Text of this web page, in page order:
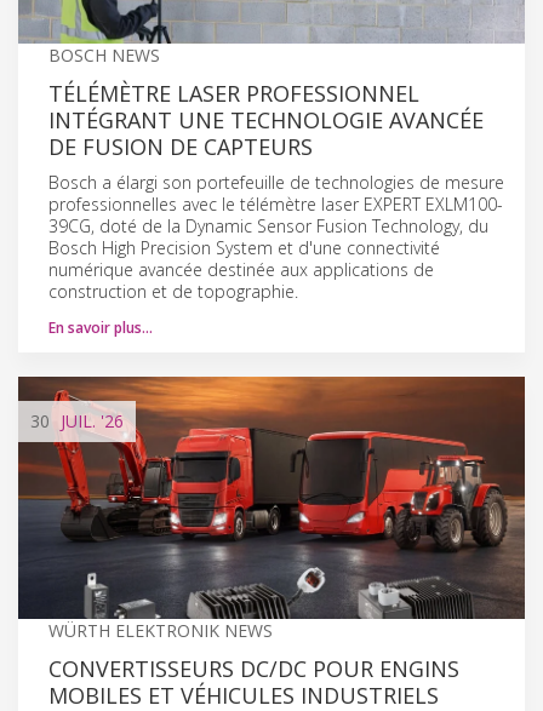
BOSCH NEWS
TÉLÉMÈTRE LASER PROFESSIONNEL
INTÉGRANT UNE TECHNOLOGIE AVANCÉE
DE FUSION DE CAPTEURS
Bosch a élargi son portefeuille de technologies de mesure
professionnelles avec le télémètre laser EXPERT EXLM100-
39CG, doté de la Dynamic Sensor Fusion Technology, du
Bosch High Precision System et d'une connectivité
numérique avancée destinée aux applications de
construction et de topographie.
En savoir plus…
30 JUIL.'26
WÜRTH ELEKTRONIK NEWS
CONVERTISSEURS DC/DC POUR ENGINS
MOBILES ET VÉHICULES INDUSTRIELS